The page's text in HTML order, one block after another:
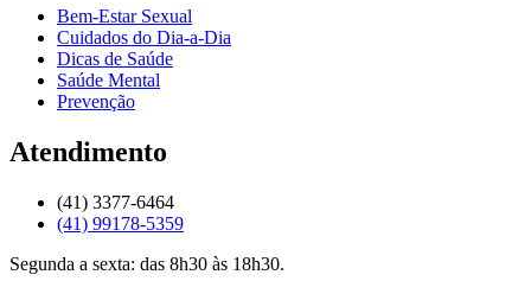
Bem-Estar Sexual
Cuidados do Dia-a-Dia
Dicas de Saúde
Saúde Mental
Prevenção
Atendimento
(41) 3377-6464
(41) 99178-5359
Segunda a sexta: das 8h30 às 18h30.